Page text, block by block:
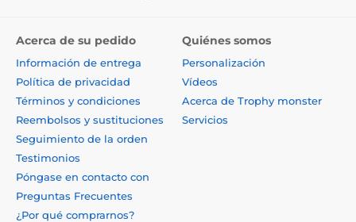
Acerca de su pedido
Información de entrega
Política de privacidad
Términos y condiciones
Reembolsos y sustituciones
Seguimiento de la orden
Testimonios
Póngase en contacto con
Preguntas Frecuentes
¿Por qué comprarnos?
Quiénes somos
Personalización
Vídeos
Acerca de Trophy monster
Servicios